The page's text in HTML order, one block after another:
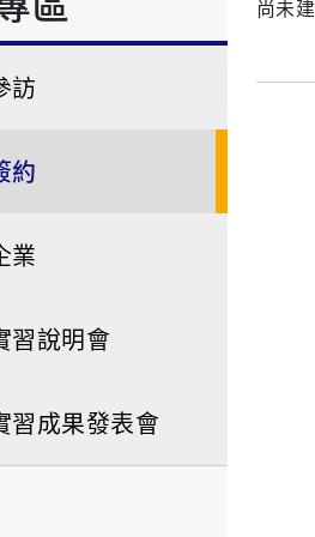
訪
約
業
習說明會
習成果發表會
尚未